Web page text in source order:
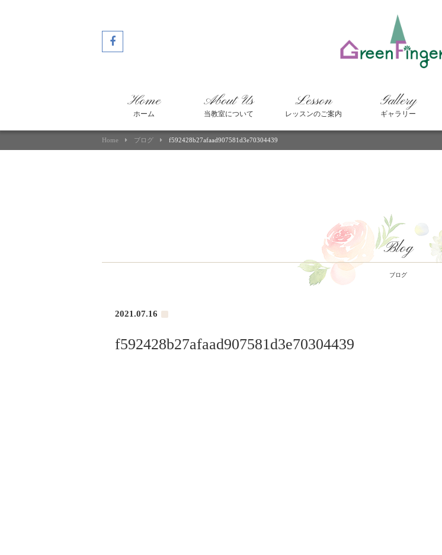
Home
ホーム
About Us
当教室について
Lesson
レッスンのご案内
Gallery
ギャラリー
Home ブログ f592428b27afaad907581d3e70304439
Blog
ブログ
2021.07.16
f592428b27afaad907581d3e70304439